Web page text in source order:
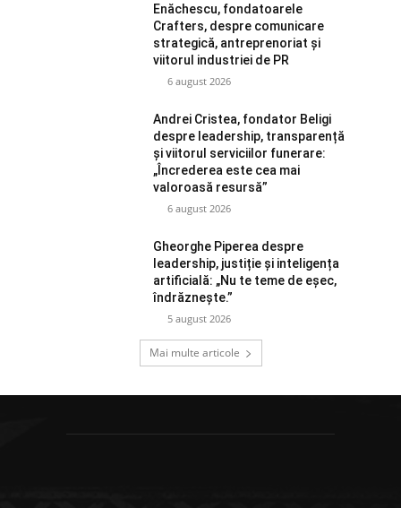
Enăchescu, fondatoarele
Crafters, despre comunicare
strategică, antreprenoriat și
viitorul industriei de PR
6 august 2026
Andrei Cristea, fondator Beligi
despre leadership, transparență
și viitorul serviciilor funerare:
„Încrederea este cea mai
valoroasă resursă”
6 august 2026
Gheorghe Piperea despre
leadership, justiție și inteligența
artificială: „Nu te teme de eșec,
îndrăznește.”
5 august 2026
Mai multe articole